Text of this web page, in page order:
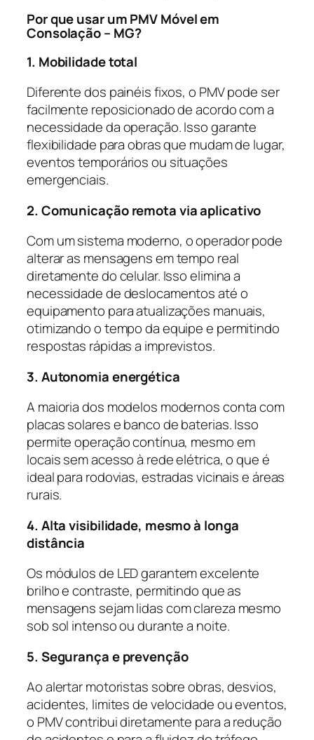
Por que usar um PMV Móvel em
Consolação – MG?
1. Mobilidade total
Diferente dos painéis fixos, o PMV pode ser
facilmente reposicionado de acordo com a
necessidade da operação. Isso garante
flexibilidade para obras que mudam de lugar,
eventos temporários ou situações
emergenciais.
2. Comunicação remota via aplicativo
Com um sistema moderno, o operador pode
alterar as mensagens em tempo real
diretamente do celular. Isso elimina a
necessidade de deslocamentos até o
equipamento para atualizações manuais,
otimizando o tempo da equipe e permitindo
respostas rápidas a imprevistos.
3. Autonomia energética
A maioria dos modelos modernos conta com
placas solares e banco de baterias. Isso
permite operação contínua, mesmo em
locais sem acesso à rede elétrica, o que é
ideal para rodovias, estradas vicinais e áreas
rurais.
4. Alta visibilidade, mesmo à longa
distância
Os módulos de LED garantem excelente
brilho e contraste, permitindo que as
mensagens sejam lidas com clareza mesmo
sob sol intenso ou durante a noite.
5. Segurança e prevenção
Ao alertar motoristas sobre obras, desvios,
acidentes, limites de velocidade ou eventos,
o PMV contribui diretamente para a redução